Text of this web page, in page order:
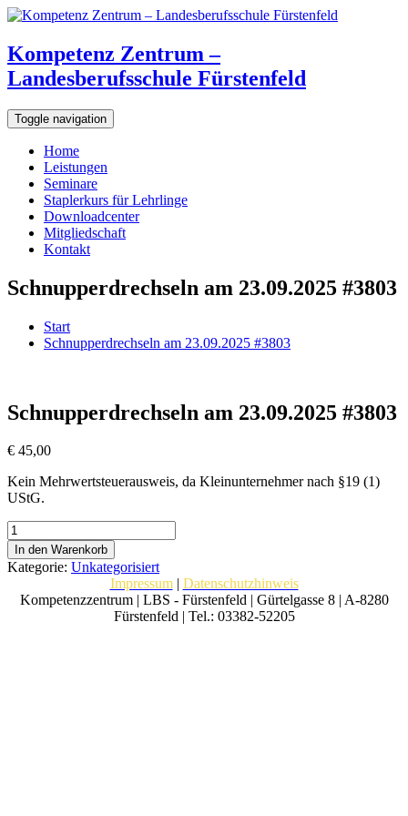
Kompetenz Zentrum –
Landesberufsschule Fürstenfeld
Toggle navigation
Home
Leistungen
Seminare
Staplerkurs für Lehrlinge
Downloadcenter
Mitgliedschaft
Kontakt
Schnupperdrechseln am 23.09.2025 #3803
Start
Schnupperdrechseln am 23.09.2025 #3803
Schnupperdrechseln am 23.09.2025 #3803
€ 45,00
Kein Mehrwertsteuerausweis, da Kleinunternehmer nach §19 (1)
UStG.
Schnupperdrechseln
am
23.09.2025
#3803
Menge
In den Warenkorb
Kategorie: Unkategorisiert
Impressum| Datenschutzhinweis
Kompetenzzentrum | LBS - Fürstenfeld | Gürtelgasse 8 | A-8280
Fürstenfeld | Tel.: 03382-52205